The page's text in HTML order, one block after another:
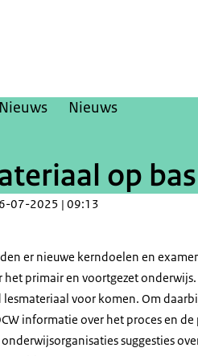
Nieuws Nieuws
op
07-2025 | 09:13
er nieuwe kerndoelen en
het primair en voortgezet
voor komen. Om
informatie over het proces en
suggesties